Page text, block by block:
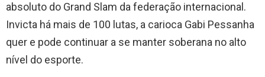
absoluto do Grand Slam da federação internacional.
Invicta há mais de 100 lutas, a carioca Gabi Pessanha
quer e pode continuar a se manter soberana no alto
nível do esporte.